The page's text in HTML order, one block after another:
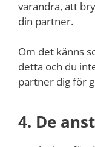
varandra, att
din partner.
Om det känns
detta och du
partner dig för
4. De